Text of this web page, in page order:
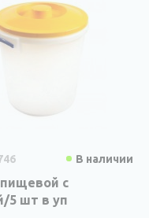
В наличии
пищевой с
5 шт в уп